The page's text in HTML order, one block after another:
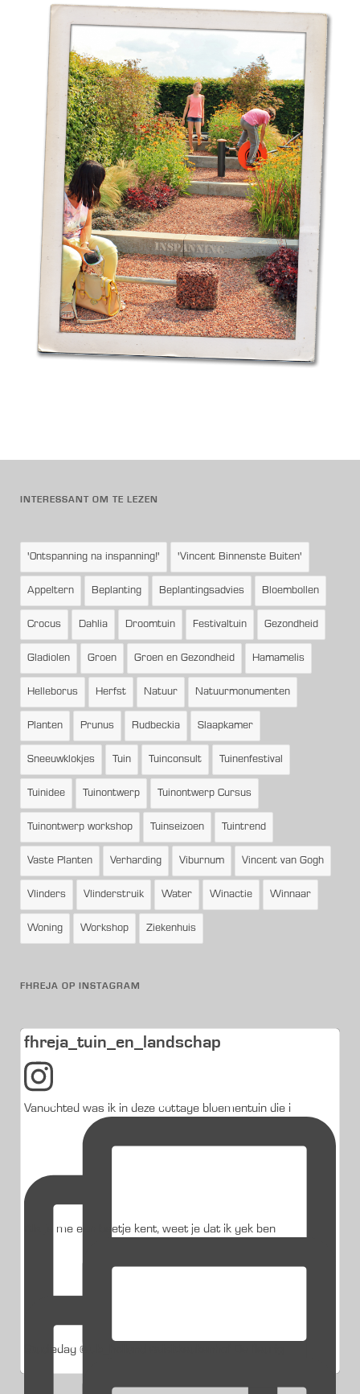
INTERESSANT OM TE LEZEN
'Ontspanning na inspanning!' 'Vincent Binnenste Buiten'
Appeltern Beplanting Beplantingsadvies Bloembollen
Crocus Dahlia Droomtuin Festivaltuin Gezondheid
Gladiolen Groen Groen en Gezondheid Hamamelis
Helleborus Herfst Natuur Natuurmonumenten
Planten Prunus Rudbeckia Slaapkamer
Sneeuwklokjes Tuin Tuinconsult Tuinenfestival
Tuinidee Tuinontwerp Tuinontwerp Cursus
Tuinontwerp workshop Tuinseizoen Tuintrend
Vaste Planten Verharding Viburnum Vincent van Gogh
Vlinders Vlinderstruik Water Winactie Winnaar
Woning Workshop Ziekenhuis
FHREJA OP INSTAGRAM
fhreja_tuin_en_landschap
Vanochted was ik in deze cottage bloementuin die i
Als je me een beetje kent, weet je dat ik gek ben
Studiedag @jub_holland @visitkeukenhof De fleurig